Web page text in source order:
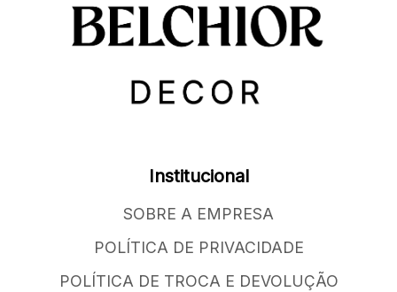
Institucional
SOBRE A EMPRESA
POLÍTICA DE PRIVACIDADE
POLÍTICA DE TROCA E DEVOLUÇÃO